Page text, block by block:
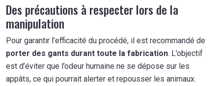
Des précautions à respecter lors de la
manipulation
Pour garantir l’efficacité du procédé, il est recommandé de
porter des gants durant toute la fabrication. L’objectif
est d’éviter que l’odeur humaine ne se dépose sur les
appâts, ce qui pourrait alerter et repousser les animaux.